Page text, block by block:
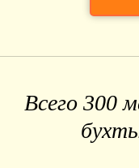
Всего 300